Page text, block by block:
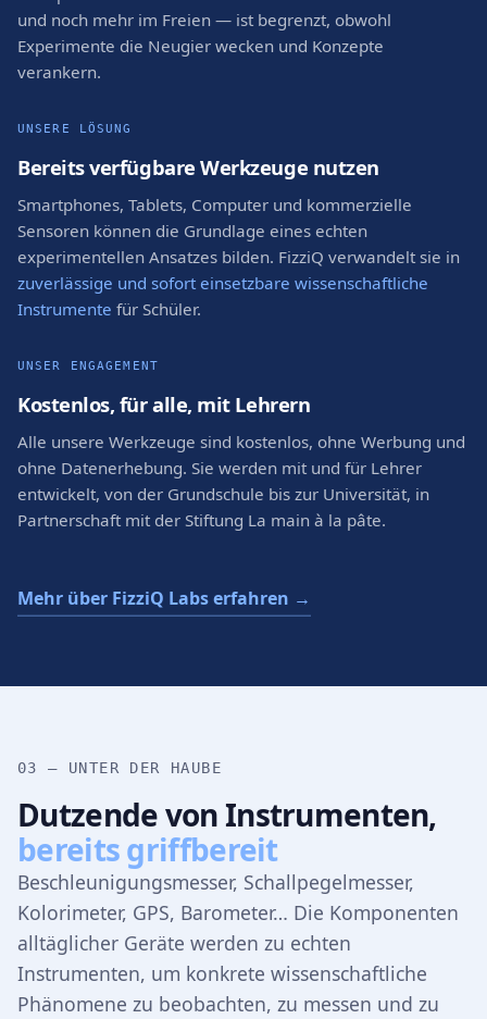
und noch mehr im Freien — ist begrenzt, obwohl
Experimente die Neugier wecken und Konzepte
verankern.
UNSERE LÖSUNG
Bereits verfügbare Werkzeuge nutzen
Smartphones, Tablets, Computer und kommerzielle
Sensoren können die Grundlage eines echten
experimentellen Ansatzes bilden. FizziQ verwandelt sie in
zuverlässige und sofort einsetzbare wissenschaftliche
Instrumente für Schüler.
UNSER ENGAGEMENT
Kostenlos, für alle, mit Lehrern
Alle unsere Werkzeuge sind kostenlos, ohne Werbung und
ohne Datenerhebung. Sie werden mit und für Lehrer
entwickelt, von der Grundschule bis zur Universität, in
Partnerschaft mit der Stiftung La main à la pâte.
Mehr über FizziQ Labs erfahren →
03 — UNTER DER HAUBE
Dutzende von Instrumenten,
bereits griffbereit
Beschleunigungsmesser, Schallpegelmesser,
Kolorimeter, GPS, Barometer… Die Komponenten
alltäglicher Geräte werden zu echten
Instrumenten, um konkrete wissenschaftliche
Phänomene zu beobachten, zu messen und zu